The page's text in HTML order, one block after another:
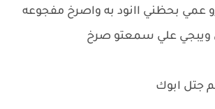
بحظني اانود به واصرخ مفجوعه
ويبجي علي سمعتو صرخ
جتل ابوك